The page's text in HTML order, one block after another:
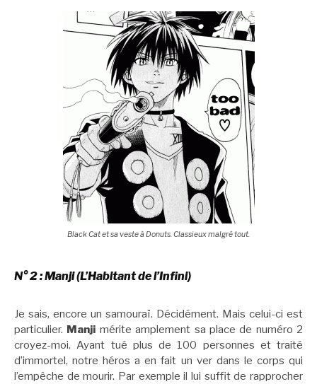
Black Cat et sa veste à Donuts. Classieux malgré tout.
N° 2 : Manji (L’Habitant de l’Infini)
Je sais, encore un samouraï. Décidément. Mais celui-ci est
particulier. Manji mérite amplement sa place de numéro 2
croyez-moi. Ayant tué plus de 100 personnes et traité
d’immortel, notre héros a en fait un ver dans le corps qui
l’empêche de mourir. Par exemple il lui suffit de rapprocher